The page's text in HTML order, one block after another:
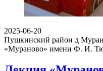
2025-06-20
Пушкинский район д
«Мураново» имени Ф. И.